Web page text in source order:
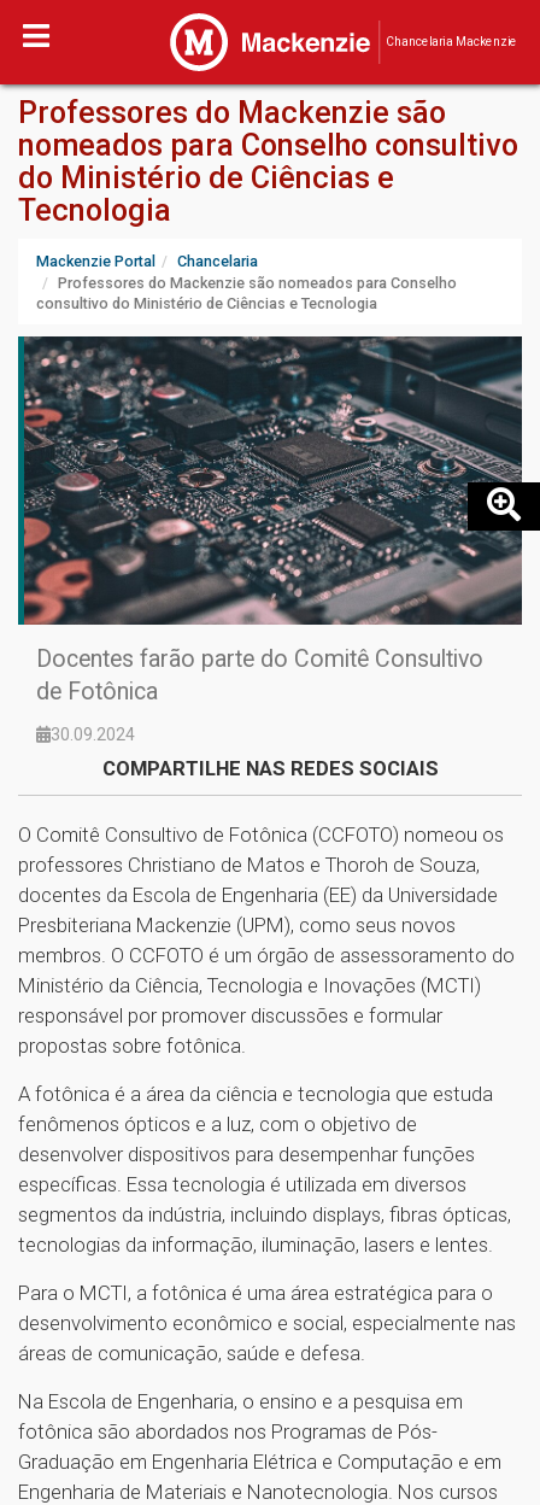
Chancelaria Mackenzie
Professores do Mackenzie são
nomeados para Conselho consultivo
do Ministério de Ciências e
Tecnologia
Mackenzie Portal
Chancelaria
Professores do Mackenzie são nomeados para Conselho
consultivo do Ministério de Ciências e Tecnologia
Docentes farão parte do Comitê Consultivo
de Fotônica
30.09.2024
COMPARTILHE NAS REDES SOCIAIS
O Comitê Consultivo de Fotônica (CCFOTO) nomeou os
professores Christiano de Matos e Thoroh de Souza,
docentes da Escola de Engenharia (EE) da Universidade
Presbiteriana Mackenzie (UPM), como seus novos
membros. O CCFOTO é um órgão de assessoramento do
Ministério da Ciência, Tecnologia e Inovações (MCTI)
responsável por promover discussões e formular
propostas sobre fotônica.
A fotônica é a área da ciência e tecnologia que estuda
fenômenos ópticos e a luz, com o objetivo de
desenvolver dispositivos para desempenhar funções
específicas. Essa tecnologia é utilizada em diversos
segmentos da indústria, incluindo displays, fibras ópticas,
tecnologias da informação, iluminação, lasers e lentes.
Para o MCTI, a fotônica é uma área estratégica para o
desenvolvimento econômico e social, especialmente nas
áreas de comunicação, saúde e defesa.
Na Escola de Engenharia, o ensino e a pesquisa em
fotônica são abordados nos Programas de Pós-
Graduação em Engenharia Elétrica e Computação e em
Engenharia de Materiais e Nanotecnologia. Nos cursos